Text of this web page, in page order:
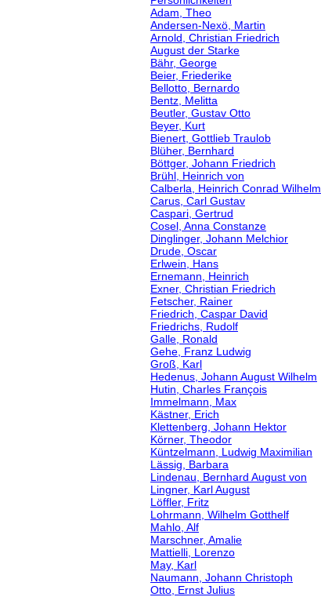
Adam, Theo
Andersen-Nexö, Martin
Arnold, Christian Friedrich
August der Starke
Bähr, George
Beier, Friederike
Bellotto, Bernardo
Bentz, Melitta
Beutler, Gustav Otto
Beyer, Kurt
Bienert, Gottlieb Traulob
Blüher, Bernhard
Böttger, Johann Friedrich
Brühl, Heinrich von
Calberla, Heinrich Conrad Wilhelm
Carus, Carl Gustav
Caspari, Gertrud
Cosel, Anna Constanze
Dinglinger, Johann Melchior
Drude, Oscar
Erlwein, Hans
Ernemann, Heinrich
Exner, Christian Friedrich
Fetscher, Rainer
Friedrich, Caspar David
Friedrichs, Rudolf
Galle, Ronald
Gehe, Franz Ludwig
Groß, Karl
Hedenus, Johann August Wilhelm
Hutin, Charles François
Immelmann, Max
Kästner, Erich
Klettenberg, Johann Hektor
Körner, Theodor
Küntzelmann, Ludwig Maximilian
Lässig, Barbara
Lindenau, Bernhard August von
Lingner, Karl August
Löffler, Fritz
Lohrmann, Wilhelm Gotthelf
Mahlo, Alf
Marschner, Amalie
Mattielli, Lorenzo
May, Karl
Naumann, Johann Christoph
Otto, Ernst Julius